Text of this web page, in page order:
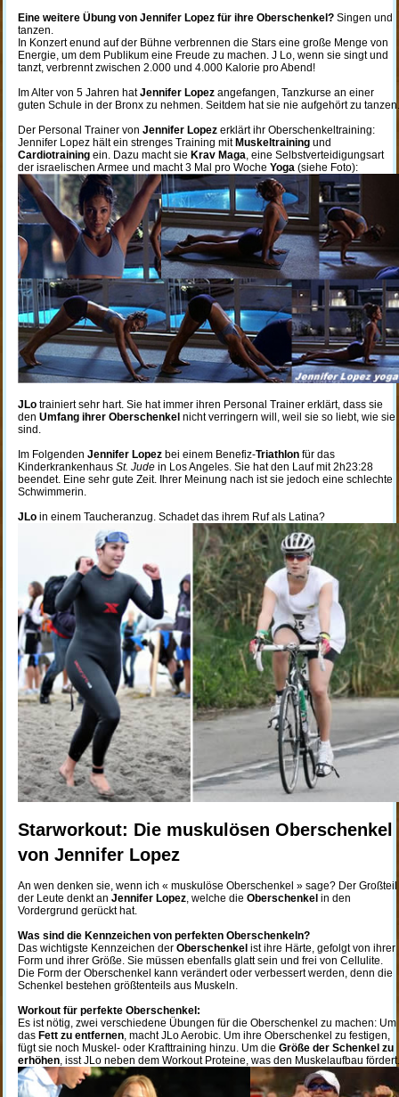
Eine weitere Übung von Jennifer Lopez für ihre Oberschenkel?Singen und
tanzen.
In Konzert enund auf der Bühne verbrennen die Stars eine große Menge von
Energie, um dem Publikum eine Freude zu machen. J Lo, wenn sie singt und
tanzt, verbrennt zwischen 2.000 und 4.000 Kalorie pro Abend!
Im Alter von 5 Jahren hatJennifer Lopezangefangen, Tanzkurse an einer
guten Schule in der Bronx zu nehmen. Seitdem hat sie nie aufgehört zu tanzen.
Der Personal Trainer von Jennifer Lopezerklärt ihr Oberschenkeltraining:
Jennifer Lopez hält ein strenges Training mit Muskeltrainingund
Cardiotrainingein. Dazu macht sie Krav Maga, eine Selbstverteidigungsart
der israelischen Armee und macht 3 Mal pro Woche Yoga (siehe Foto):
JLo trainiert sehr hart. Sie hat immer ihren Personal Trainer erklärt, dass sie
den Umfang ihrer Oberschenkel nicht verringern will, weil sie so liebt, wie sie
sind.
Im Folgenden Jennifer Lopezbei einem Benefiz-Triathlonfür das
Kinderkrankenhaus St. Judein Los Angeles. Sie hat den Lauf mit 2h23:28
beendet. Eine sehr gute Zeit. Ihrer Meinung nach ist sie jedoch eine schlechte
Schwimmerin.
JLoin einem Taucheranzug. Schadet das ihrem Ruf als Latina?
Starworkout: Die muskulösen Oberschenkel
von Jennifer Lopez
An wen denken sie, wenn ich « muskulöse Oberschenkel » sage? Der Großteil
der Leute denkt an Jennifer Lopez, welche die Oberschenkel in den
Vordergrund gerückt hat.
Was sind die Kennzeichen von perfekten Oberschenkeln?
Das wichtigste Kennzeichen der Oberschenkel ist ihre Härte, gefolgt von ihrer
Form und ihrer Größe. Sie müssen ebenfalls glatt sein und frei von Cellulite.
Die Form der Oberschenkel kann verändert oder verbessert werden, denn die
Schenkel bestehen größtenteils aus Muskeln.
Workout für perfekte Oberschenkel:
Es ist nötig, zwei verschiedene Übungen für die Oberschenkel zu machen: Um
das Fett zu entfernen, macht JLo Aerobic. Um ihre Oberschenkel zu festigen,
fügt sie noch Muskel- oder Krafttraining hinzu. Um die Größe der Schenkel zu
erhöhen, isst JLo neben dem Workout Proteine, was den Muskelaufbau fördert.